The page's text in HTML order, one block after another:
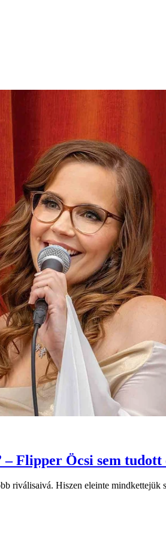
Flipper Öcsi sem
riválisaivá. Hiszen eleinte mindkettejük